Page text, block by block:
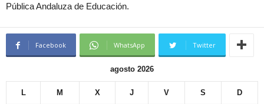
Pública Andaluza de Educación.
Facebook WhatsApp Twitter
agosto 2026
L M X J V S D